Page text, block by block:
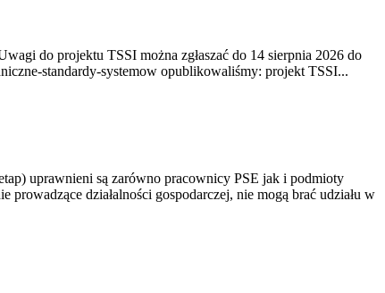
do projektu TSSI można zgłaszać do 14 sierpnia 2026 do
standardy-systemow opublikowaliśmy: projekt TSSI...
uprawnieni są zarówno pracownicy PSE jak i podmioty
prowadzące działalności gospodarczej, nie mogą brać udziału w